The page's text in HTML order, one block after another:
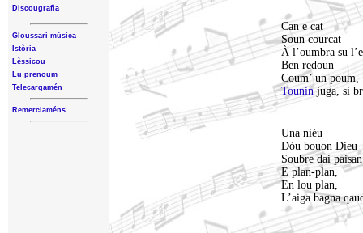
Discougrafìa
Gloussari mùsica
Istòria
Lèssicou
Lu prenoum
Telecargamén
Remerciaméns
Can e cat
Soun courcat
À l’oumbra su
Ben redoun
Coum’ un poum,
Touninjuga, si
Una niéu
Dòu bouon Dieu
Soubre dai
E plan-plan,
En lou plan,
L’aiga bagna